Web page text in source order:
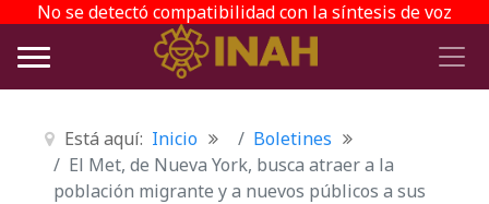
No se detectó compatibilidad con la síntesis de voz
Está aquí: Inicio
Boletines
El Met, de Nueva York, busca atraer a la
población migrante y a nuevos públicos a sus